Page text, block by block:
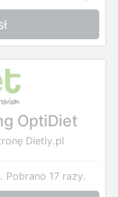
OptiDiet
Dietly.pl
Pobrano 17 razy.